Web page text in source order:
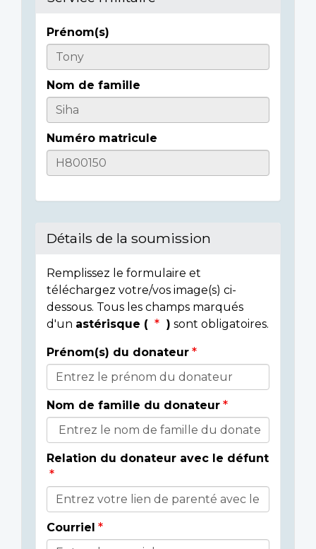
Informations
sur
l'individu
Prénom(s)
Nom de famille
Numéro matricule
Détails de la soumission
Remplissez le formulaire et
téléchargez votre/vos image(s) ci-
dessous. Tous les champs marqués
d'un astérisque ( ) sont obligatoires.
Détails
du
donateur
Prénom(s) du donateur
Nom de famille du donateur
Relation du donateur avec le défunt
Courriel